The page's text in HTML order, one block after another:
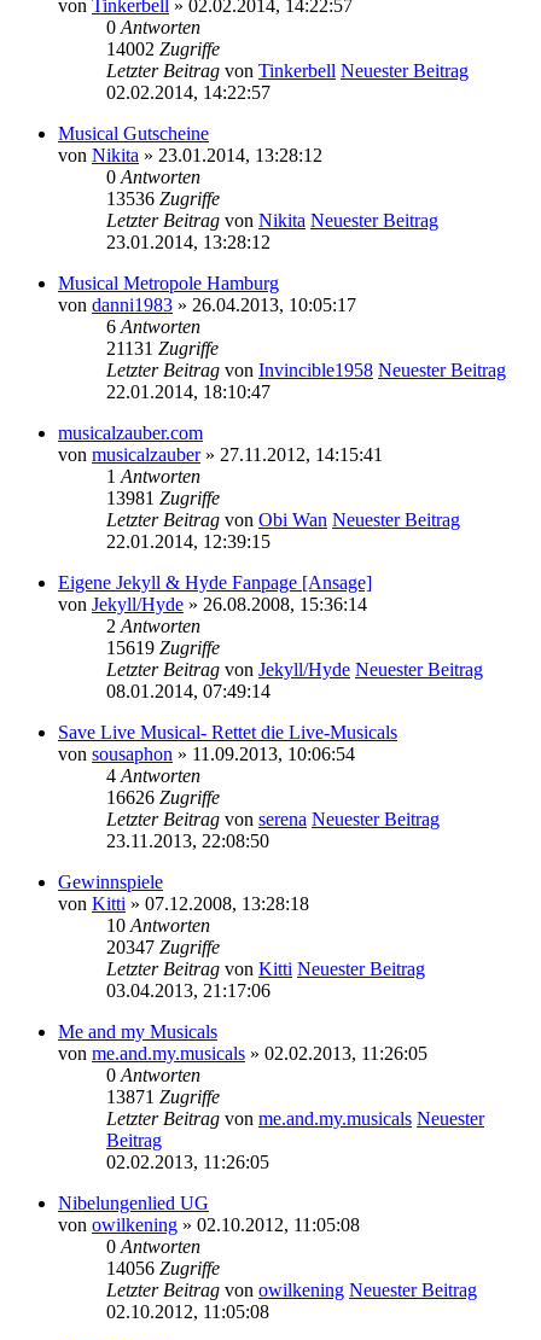
von Tinkerbell
» 02.02.2014, 14:22:57
0 Antworten
14002 Zugriffe
Letzter Beitrag von Tinkerbell Neuester Beitrag
02.02.2014, 14:22:57
Musical Gutscheine
von Nikita » 23.01.2014, 13:28:12
0 Antworten
13536 Zugriffe
Letzter Beitrag von Nikita Neuester Beitrag
23.01.2014, 13:28:12
Musical Metropole Hamburg
von danni1983 » 26.04.2013, 10:05:17
6 Antworten
21131 Zugriffe
Letzter Beitrag von Invincible1958 Neuester Beitrag
22.01.2014, 18:10:47
musicalzauber.com
von musicalzauber» 27.11.2012, 14:15:41
1 Antworten
13981 Zugriffe
Letzter Beitrag von Obi Wan Neuester Beitrag
22.01.2014, 12:39:15
Eigene Jekyll & Hyde Fanpage [Ansage]
von Jekyll/Hyde » 26.08.2008, 15:36:14
2 Antworten
15619 Zugriffe
Letzter Beitrag von Jekyll/Hyde Neuester Beitrag
08.01.2014, 07:49:14
Save Live Musical- Rettet die Live-Musicals
von sousaphon » 11.09.2013, 10:06:54
4 Antworten
16626 Zugriffe
Letzter Beitrag von serena Neuester Beitrag
23.11.2013, 22:08:50
Gewinnspiele
von Kitti » 07.12.2008, 13:28:18
10 Antworten
20347 Zugriffe
Letzter Beitrag von Kitti Neuester Beitrag
03.04.2013, 21:17:06
Me and my Musicals
von me.and.my.musicals » 02.02.2013, 11:26:05
0 Antworten
13871 Zugriffe
Letzter Beitrag von me.and.my.musicals Neuester
Beitrag
02.02.2013, 11:26:05
Nibelungenlied UG
von owilkening » 02.10.2012, 11:05:08
0 Antworten
14056 Zugriffe
Letzter Beitrag von owilkening Neuester Beitrag
02.10.2012, 11:05:08